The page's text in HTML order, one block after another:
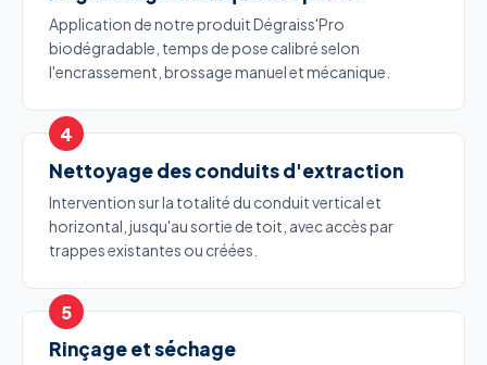
Application de notre produit Dégraiss'Pro
biodégradable, temps de pose calibré selon
l'encrassement, brossage manuel et mécanique.
Nettoyage des conduits d'extraction
Intervention sur la totalité du conduit vertical et
horizontal, jusqu'au sortie de toit, avec accès par
trappes existantes ou créées.
Rinçage et séchage